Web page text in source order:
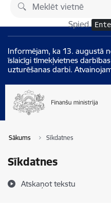
Pāriet uz lapas saturu
Spied
Informējam, ka 13. augustā
īslaicīgi tīmekļvietnes
uzturēšanas darbi.
Sākums Sīkdatnes
Sīkdatnes
Atskaņot tekstu